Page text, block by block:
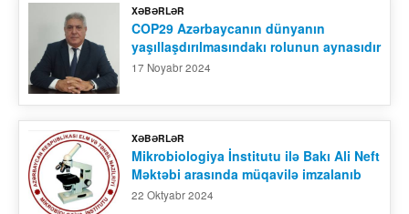
XƏBƏRLƏR
COP29 Azərbaycanın dünyanın
yaşıllaşdırılmasındakı rolunun aynasıdır
17 Noyabr 2024
XƏBƏRLƏR
Mikrobiologiya İnstitutu ilə Bakı Ali Neft
Məktəbi arasında müqavilə imzalanıb
22 Oktyabr 2024